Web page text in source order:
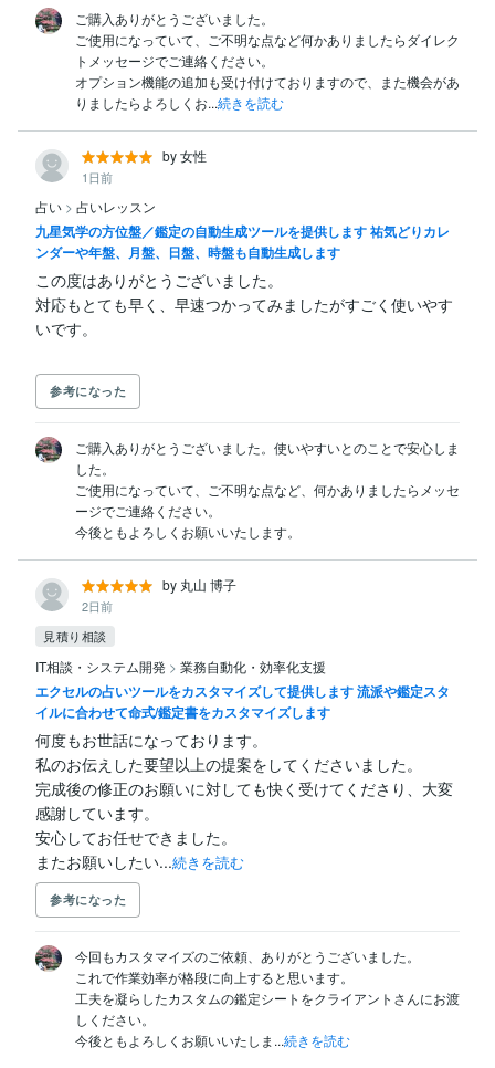
ご購入ありがとうございました。
ご使用になっていて、ご不明な点など何かありましたらダイレク
トメッセージでご連絡ください。
オプション機能の追加も受け付けておりますので、また機会があ
りましたらよろしくお...続きを読む
by 女性
1日前
占い > 占いレッスン
九星気学の方位盤／鑑定の自動生成ツールを提供します 祐気どりカレ
ンダーや年盤、月盤、日盤、時盤も自動生成します
この度はありがとうございました。
対応もとても早く、早速つかってみましたがすごく使いやす
参考になった
ご購入ありがとうございました。使いやすいとのことで安心しま
した。
ご使用になっていて、ご不明な点など、何かありましたらメッセ
ージでご連絡ください。
今後ともよろしくお願いいたします。
by 丸山 博子
2日前
見積り相談
IT相談・システム開発 > 業務自動化・効率化支援
エクセルの占いツールをカスタマイズして提供します 流派や鑑定スタ
イルに合わせて命式/鑑定書をカスタマイズします
何度もお世話になっております。
私のお伝えした要望以上の提案をしてくださいました。
完成後の修正のお願いに対しても快く受けてくださり、大変
感謝しています。
安心してお任せできました。
またお願いしたい...続きを読む
参考になった
今回もカスタマイズのご依頼、ありがとうございました。
これで作業効率が格段に向上すると思います。
工夫を凝らしたカスタムの鑑定シートをクライアントさんにお渡
しください。
今後ともよろしくお願いいたしま...続きを読む